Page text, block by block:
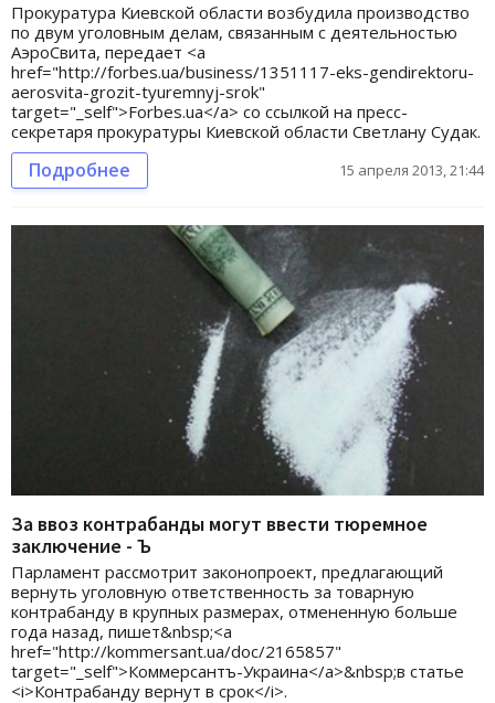
Прокуратура Киевской области возбудила производство
по двум уголовным делам, связанным с деятельностью
АэроСвита, передает <a
href="http://forbes.ua/business/1351117-eks-gendirektoru-
aerosvita-grozit-tyuremnyj-srok"
target="_self">Forbes.ua</a> со ссылкой на пресс-
секретаря прокуратуры Киевской области Светлану Судак.
Подробнее 15 апреля 2013, 21:44
За ввоз контрабанды могут ввести тюремное
заключение - Ъ
Парламент рассмотрит законопроект, предлагающий
вернуть уголовную ответственность за товарную
контрабанду в крупных размерах, отмененную больше
года назад, пишет&nbsp;<a
href="http://kommersant.ua/doc/2165857"
target="_self">Коммерсантъ-Украина</a>&nbsp;в статье
<i>Контрабанду вернут в срок</i>.